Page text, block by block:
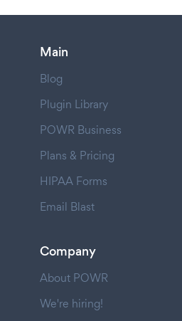
Main
Blog
Plugin Library
POWR Business
Plans & Pricing
HIPAA Forms
Email Blast
Company
About POWR
We're hiring!